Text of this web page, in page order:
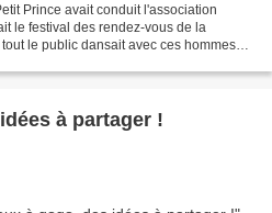
Prince avait conduit l'association
le festival des rendez-vous de la
le public dansait avec ces hommes
à partager !